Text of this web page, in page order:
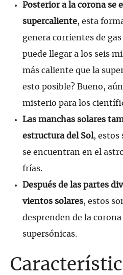
Posterior a la corona se
supercaliente, esta
genera corrientes de
puede llegar a los seis
más caliente que la
esto posible? Bueno,
misterio para los
Las manchas solares
estructura del Sol, estos
se encuentran en el
frías.
Después de las partes
vientos solares, estos
desprenden de la
supersónicas.